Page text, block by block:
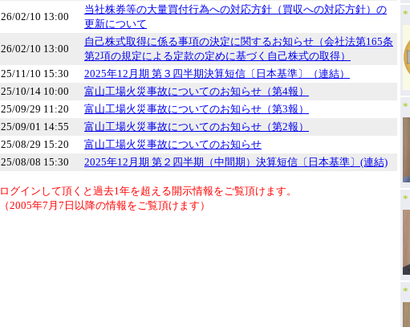
26/02/10 13:00
当社株券等の大量買付行為への対応方針（買収への対応方針）の
更新について
26/02/10 13:00
自己株式取得に係る事項の決定に関するお知らせ（会社法第165条
第2項の規定による定款の定めに基づく自己株式の取得）
25/11/10 15:30
2025年12月期 第３四半期決算短信〔日本基準〕（連結）
25/10/14 10:00
富山工場火災事故についてのお知らせ（第4報）
25/09/29 11:20
富山工場火災事故についてのお知らせ（第3報）
25/09/01 14:55
富山工場火災事故についてのお知らせ（第2報）
25/08/29 15:20
富山工場火災事故についてのお知らせ
25/08/08 15:30
2025年12月期 第２四半期（中間期）決算短信〔日本基準〕(連結)
ログインして頂くと過去1年を超える開示情報をご覧頂けます。
（2005年7月7日以降の情報をご覧頂けます）
*
*
*
*